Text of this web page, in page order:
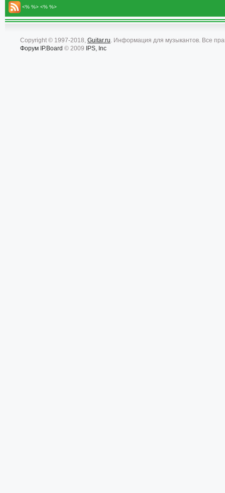
<% %> <% %>
Copyright © 1997-2018, Guitar.ru. Информация для музыкантов. Все
Форум IP.Board © 2009 IPS, Inc